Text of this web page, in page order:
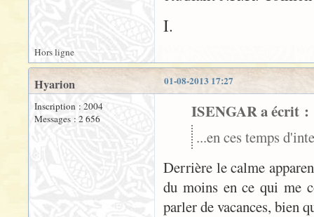
I.
Hors ligne
01-08-2013 17:27
Hyarion
Inscription : 2004
Messages : 2 656
ISENGAR a écrit :
...en ces temps
Derrière le calme
du moins en ce qui me
parler de vacances, bien